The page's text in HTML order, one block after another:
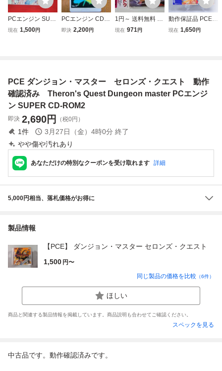
PCエンジン SUP
ER CD-ROM2 ダ
現在 1,500円
PCエンジン CD-R
OM2用 システム
即決 2,200円
1円～ 送料無料 P
Cエンジン CD-RO
現在 971円
動作保証品 PCE P
Cエンジン ARCA
現在 1,650円
PCE ダンジョン・マスター セロンズ・クエスト 動作
確認済み Theron's Quest Dungeon master PCエンジ
ン SUPER CD-ROM2
即決 2,690円 （税0円）
1件 3月27日（金）4時0分 終了
やや傷や汚れあり
あなただけの特別なクーポンを受け取れます 詳細
5,000円相当、落札価格がお得に
製品情報
【PCE】 ダンジョン・マスター セロンズ・クエスト
1,500 円〜
同じ製品の価格を比較 （6件）
ほしい
商品と関連する製品情報を掲載しています。商品説明も合わせてご確認ください。
スペックを見る
中古品です。動作確認済みです。